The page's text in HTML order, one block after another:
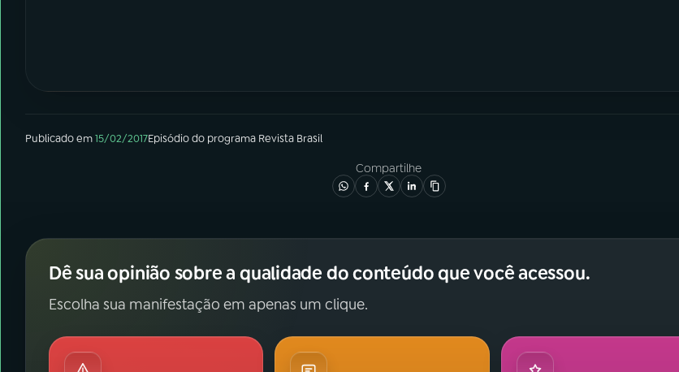
Publicado em15/02/2017Episódiodo programa Revista Brasil
Compartilhe
Dê sua opinião sobre a qualidade do conteúdo que você acessou.
Escolha sua manifestação em apenas um clique.